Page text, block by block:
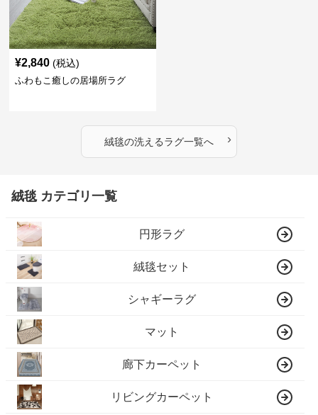
¥2,840 (税込)
ふわもこ癒しの居場所ラグ
絨毯の洗えるラグ一覧へ ›
絨毯 カテゴリ一覧
円形ラグ
絨毯セット
シャギーラグ
マット
廊下カーペット
リビングカーペット